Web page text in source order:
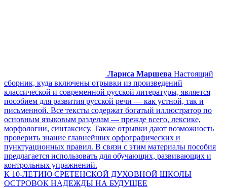
Лариса Маршева Настоящий
сборник, куда включены отрывки из произведений
классической и современной русской литературы, является
пособием для развития русской речи — как устной, так и
письменной. Все тексты содержат богатый иллюстратор по
основным языковым разделам — прежде всего, лексике,
морфологии, синтаксису. Также отрывки дают возможность
проверить знание главнейших орфографических и
пунктуационных правил. В связи с этим материалы пособия
предлагается использовать для обучающих, развивающих и
контрольных упражнений.
К 10-ЛЕТИЮ СРЕТЕНСКОЙ ДУХОВНОЙ ШКОЛЫ
ОСТРОВОК НАДЕЖДЫ НА БУДУЩЕЕ